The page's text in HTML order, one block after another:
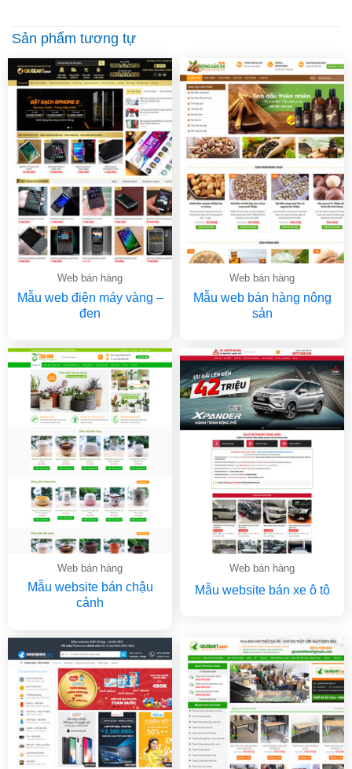
Sản phẩm tương tự
Web bán hàng
Mẫu web điện máy vàng –
đen
Web bán hàng
Mẫu web bán hàng nông
sản
Web bán hàng
Mẫu website bán chậu
cảnh
Web bán hàng
Mẫu website bán xe ô tô